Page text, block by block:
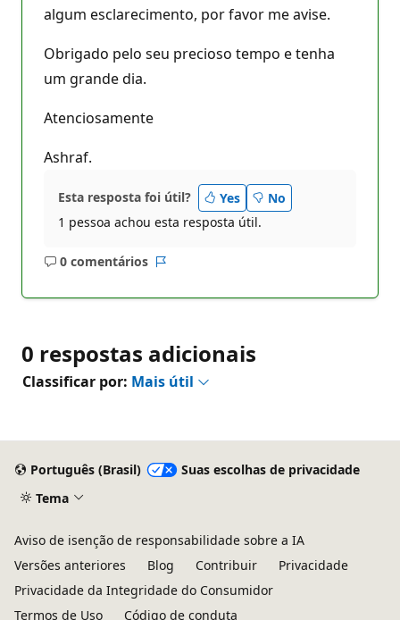
algum esclarecimento, por favor me avise.
Obrigado pelo seu precioso tempo e tenha
um grande dia.
Atenciosamente
Ashraf.
Esta resposta foi útil? Yes
No
1 pessoa achou esta resposta útil.
0 comentários
Sem
0 respostas adicionais
Classificar por: Mais útil
Português (Brasil)
Suas escolhas de privacidade
Tema
Aviso de isenção de responsabilidade sobre a IA
Versões anteriores
Blog Contribuir
Privacidade
Privacidade da Integridade do Consumidor
Termos de Uso
Código de conduta